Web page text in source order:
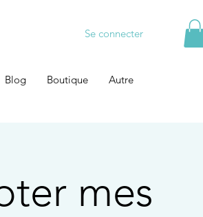
Se connecter
Blog Boutique Autre
mes